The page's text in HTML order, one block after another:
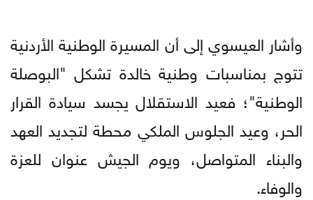
وأشار العيسوي إلى أن المسيرة الوطنية الأردنية
تتوج بمناسبات وطنية خالدة تشكل "البوصلة
الوطنية"؛ فعيد الاستقلال يجسد سيادة القرار
الحر، وعيد الجلوس الملكي محطة لتجديد العهد
والبناء المتواصل، ويوم الجيش عنوان للعزة
والوفاء.